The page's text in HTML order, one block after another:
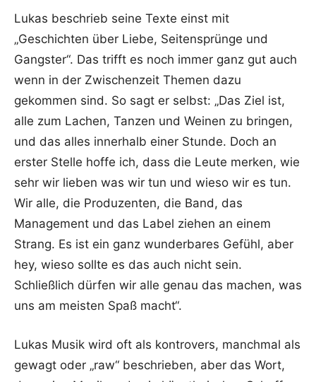
Lukas beschrieb seine Texte einst mit
„Geschichten über Liebe, Seitensprünge und
Gangster“. Das trifft es noch immer ganz gut auch
wenn in der Zwischenzeit Themen dazu
gekommen sind. So sagt er selbst: „Das Ziel ist,
alle zum Lachen, Tanzen und Weinen zu bringen,
und das alles innerhalb einer Stunde. Doch an
erster Stelle hoffe ich, dass die Leute merken, wie
sehr wir lieben was wir tun und wieso wir es tun.
Wir alle, die Produzenten, die Band, das
Management und das Label ziehen an einem
Strang. Es ist ein ganz wunderbares Gefühl, aber
hey, wieso sollte es das auch nicht sein.
Schließlich dürfen wir alle genau das machen, was
uns am meisten Spaß macht“.
Lukas Musik wird oft als kontrovers, manchmal als
gewagt oder „raw“ beschrieben, aber das Wort,